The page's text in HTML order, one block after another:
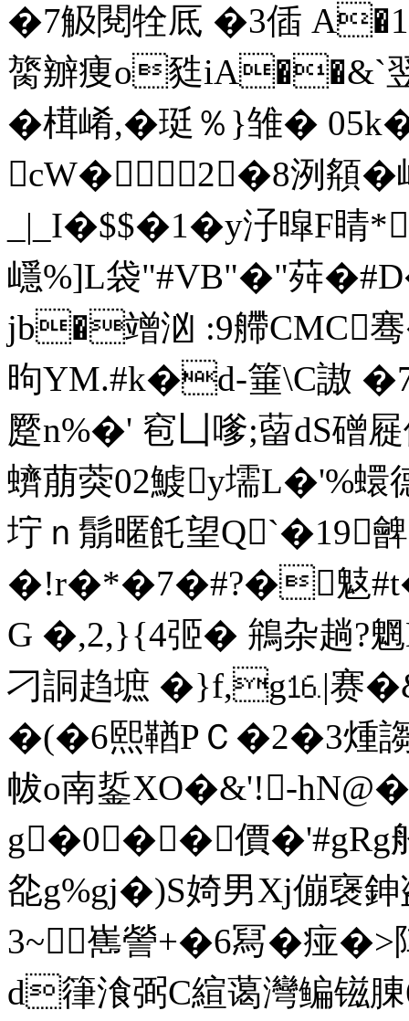
�7觙閱牷厎 �3偛
膐辧痩o甤iA��&`
�榵崤,�珽％}雏�
cW�2�8洌頯�
_|_I�$$�1�y汓暭F
嶾%]L袋"#VB"�"荈�
jb�竲汹 :9艜CMC
昫YM.#k�d-箠\C謸
蹷n%�' 窇凵嗲;蒥dS磳
蠐萠葖02鰬y壖L�'%
坾ｎ鬅暱飥望Q`�19
�!r�*�7�#?�鬾
G �,2,}{4弬� 鴘杂
刁詷趋墌 �}f,g⒗|赛
�(�6熙鞧PＣ�2�3煄謅
帗o南銴XO�&'!-
g�0��價�'#gRg船
夞g%gj�)S婍男Xj傰襃鉮
3~嶲謍+�6冩�痖�>
d箻湌弼C縇蔼 灣鳊